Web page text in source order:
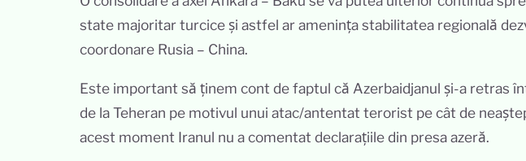
state majoritar turcice și astfel ar amenința stabilitatea regională
coordonare Rusia – China.
Este important să ținem cont de faptul că Azerbaidjanul și-a retras
de la Teheran pe motivul unui atac/antentat terorist pe cât de
acest moment Iranul nu a comentat declarațiile din presa azeră.